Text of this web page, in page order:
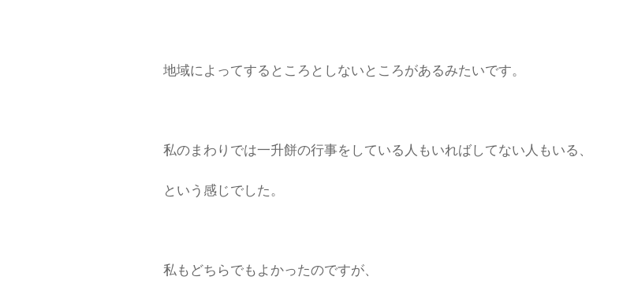
地域によってするところとしないところがあるみたいです。
私のまわりでは一升餅の行事をしている人もいればしてない人もいる、
という感じでした。
私もどちらでもよかったのですが、